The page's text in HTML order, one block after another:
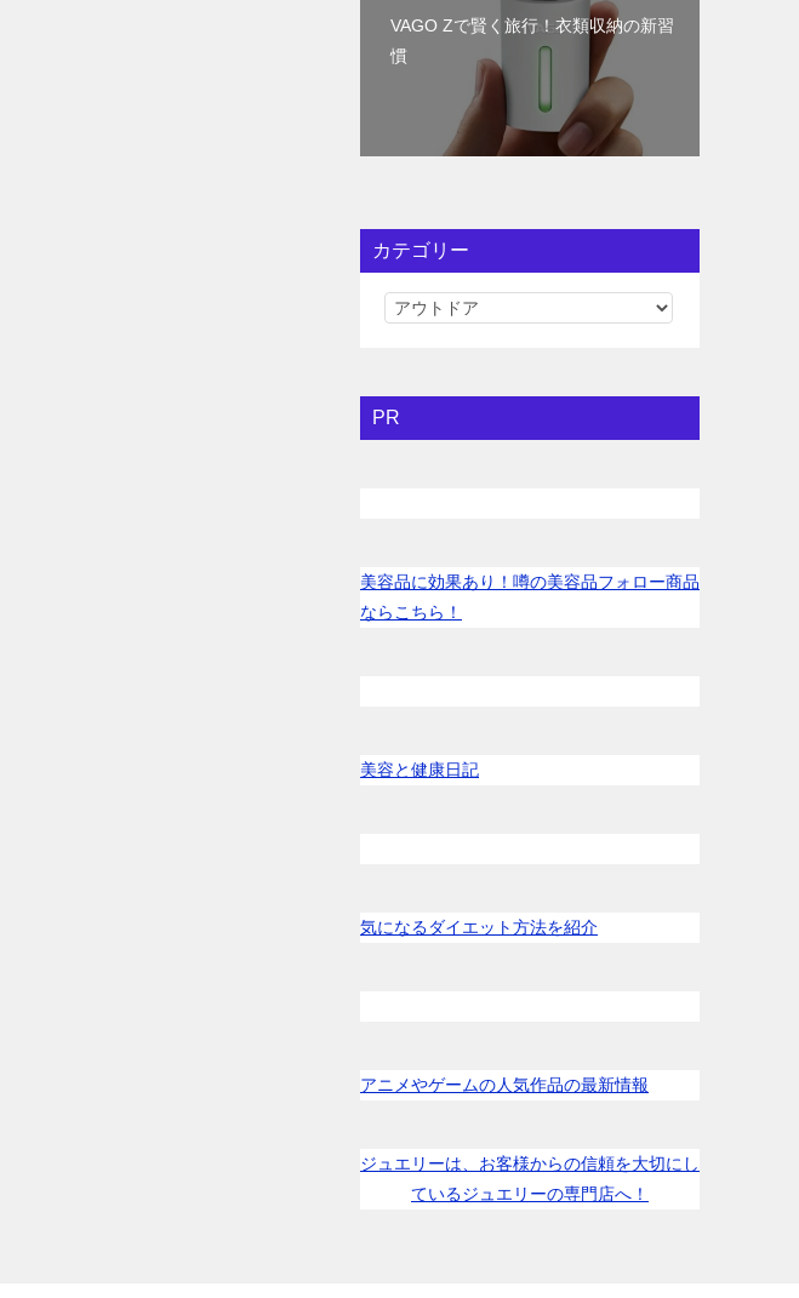
VAGO Zで賢く旅行！衣類収納の新習
慣
カテゴリー
カ
リ
ー
PR
美容品に効果あり！噂の美容品フォロー商品
ならこちら！
美容と健康日記
気になるダイエット方法を紹介
アニメやゲームの人気作品の最新情報
ジュエリーは、お客様からの信頼を大切にし
ているジュエリーの専門店へ！